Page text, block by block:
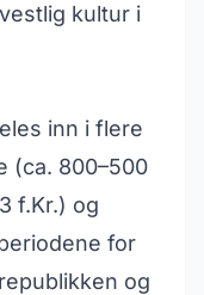
kultur i
inn i flere
(ca. 800–500
f.Kr.) og
for
og